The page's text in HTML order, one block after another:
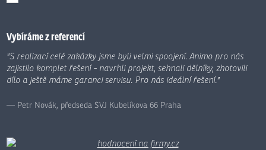
Formulář
nepodařilo
odeslat.
Vybíráme z referencí
"S realizací celé zakázky jsme byli velmi spoojení. Animo pro nás
zajistilo komplet řešení - navrhli projekt, sehnali dělníky, zhotovili
dílo a ještě máme garanci servisu. Pro nás ideální řešení."
Petr Novák, předseda SVJ Kubelíkova 66 Praha